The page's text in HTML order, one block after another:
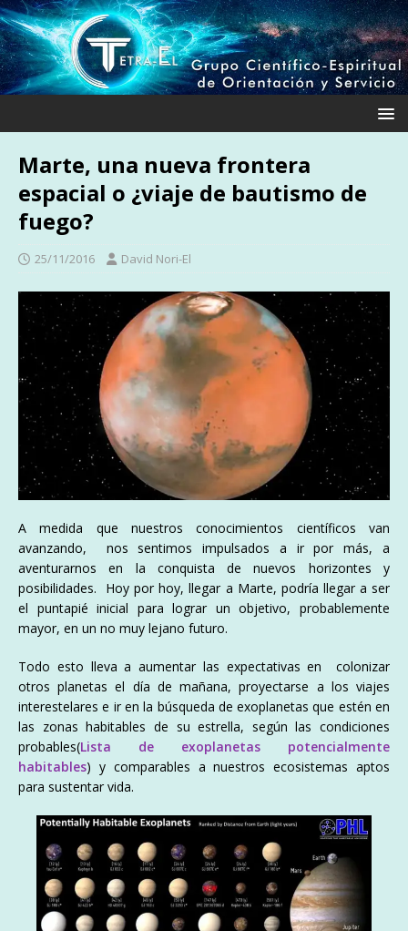
Marte, una nueva frontera
espacial o ¿viaje de bautismo de
fuego?
25/11/2016 David Nori-El
A medida que nuestros conocimientos científicos van
avanzando, nos sentimos impulsados a ir por más, a
aventurarnos en la conquista de nuevos horizontes y
posibilidades. Hoy por hoy, llegar a Marte, podría llegar a ser
el puntapié inicial para lograr un objetivo, probablemente
mayor, en un no muy lejano futuro.
Todo esto lleva a aumentar las expectativas en colonizar
otros planetas el día de mañana, proyectarse a los viajes
interestelares e ir en la búsqueda de exoplanetas que estén en
las zonas habitables de su estrella, según las condiciones
probables(Lista de exoplanetas potencialmente
habitables) y comparables a nuestros ecosistemas aptos
para sustentar vida.